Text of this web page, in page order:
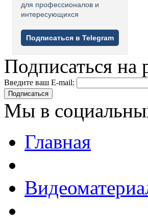
для профессионалов и
интересующихся
Подписаться в Telegram
Подписаться на
Введите ваш E-mail:
Подписаться
Мы в
Главная